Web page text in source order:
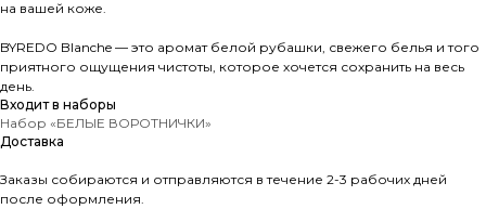
на вашей коже.
BYREDO Blanche — это аромат белой рубашки, свежего белья и того
приятного ощущения чистоты, которое хочется сохранить на весь
день.
Входит в наборы
Набор «БЕЛЫЕ ВОРОТНИЧКИ»
Доставка
Заказы собираются и отправляются в течение 2-3 рабочих дней
после оформления.